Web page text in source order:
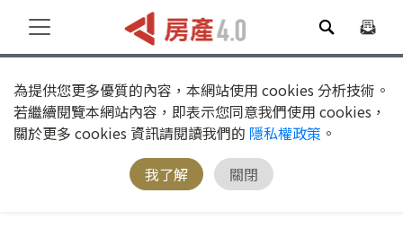
為提供您更多優質的內容，本網站使用 cookies 分析技術。
若繼續閱覽本網站內容，即表示您同意我們使用 cookies，
關於更多 cookies 資訊請閱讀我們的 隱私權政策 。
我了解
關閉